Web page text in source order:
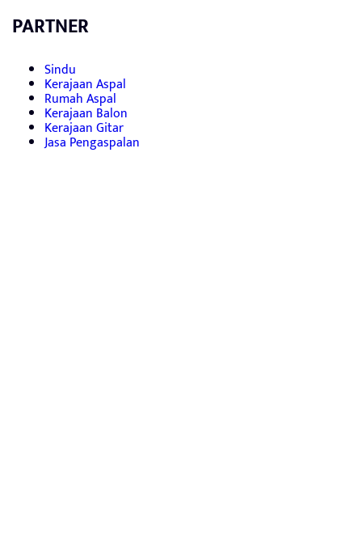
PARTNER
Sindu
Kerajaan Aspal
Rumah Aspal
Kerajaan Balon
Kerajaan Gitar
Jasa Pengaspalan